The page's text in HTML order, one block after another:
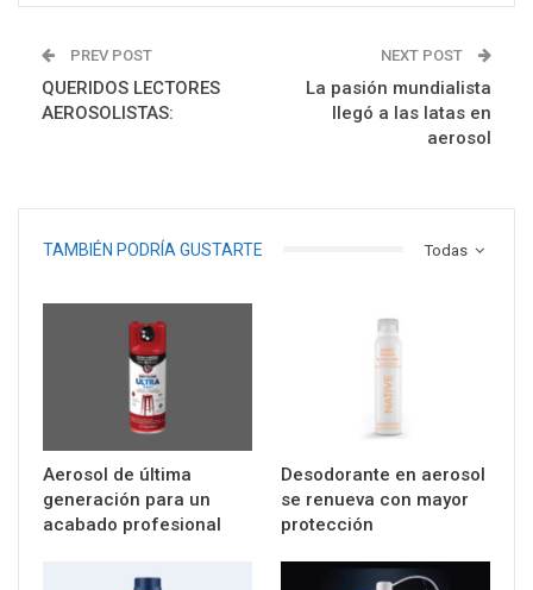
PREV POST
QUERIDOS LECTORES
AEROSOLISTAS:
NEXT POST
La pasión mundialista
llegó a las latas en
aerosol
Todas
TAMBIÉN PODRÍA GUSTARTE
Aerosol de última
generación para un
acabado profesional
Desodorante en aerosol
se renueva con mayor
protección